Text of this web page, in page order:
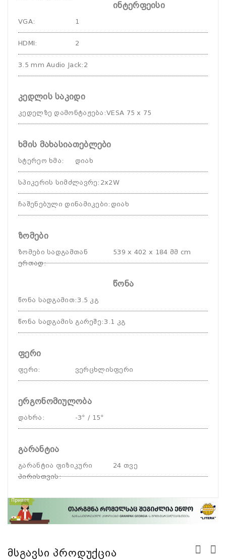
ინტერფეისი
VGA: 1
HDMI: 2
3.5 mm Audio Jack: 2
კედლის საკიდი
კედელზე დამონტაჟება :VESA 75 x 75
ხმის მახასიათებლები
სტერეო ხმა: დიახ
სპიკერის სიმძლავრე: 2x2W
ჩაშენებული დინამიკები: დიახ
ზომები
ზომები სადგამთან
ერთად:
539 x 402 x 184 მმ cm
წონა
წონა სადგამით:3.5 კგ
წონა სადგამის გარეშე:3.1 კგ
ფერი
ფერი: ვერცხლისფერი
ერგონომიულობა
დახრა : -3º / 15º
გარანტია
გარანტია ფიზიკური
პირისთვის:
24 თვე
Მსგავსი Პროდუქცია